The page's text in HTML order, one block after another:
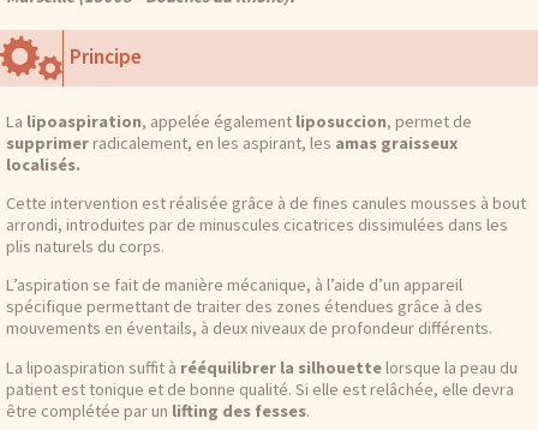
Principe
La lipoaspiration, appelée également liposuccion, permet de
supprimerradicalement, en les aspirant, les amas graisseux
localisés.
Cette intervention est réalisée grâce à de fines canules mousses à bout
arrondi, introduites par de minuscules cicatrices dissimulées dans les
plis naturels du corps.
L’aspiration se fait de manière mécanique, à l’aide d’un appareil
spécifique permettant de traiter des zones étendues grâce à des
mouvements en éventails, à deux niveaux de profondeur différents.
La lipoaspiration suffit à rééquilibrer la silhouettelorsque la peau du
patient est tonique et de bonne qualité. Si elle est relâchée, elle devra
être complétée par un lifting des fesses.